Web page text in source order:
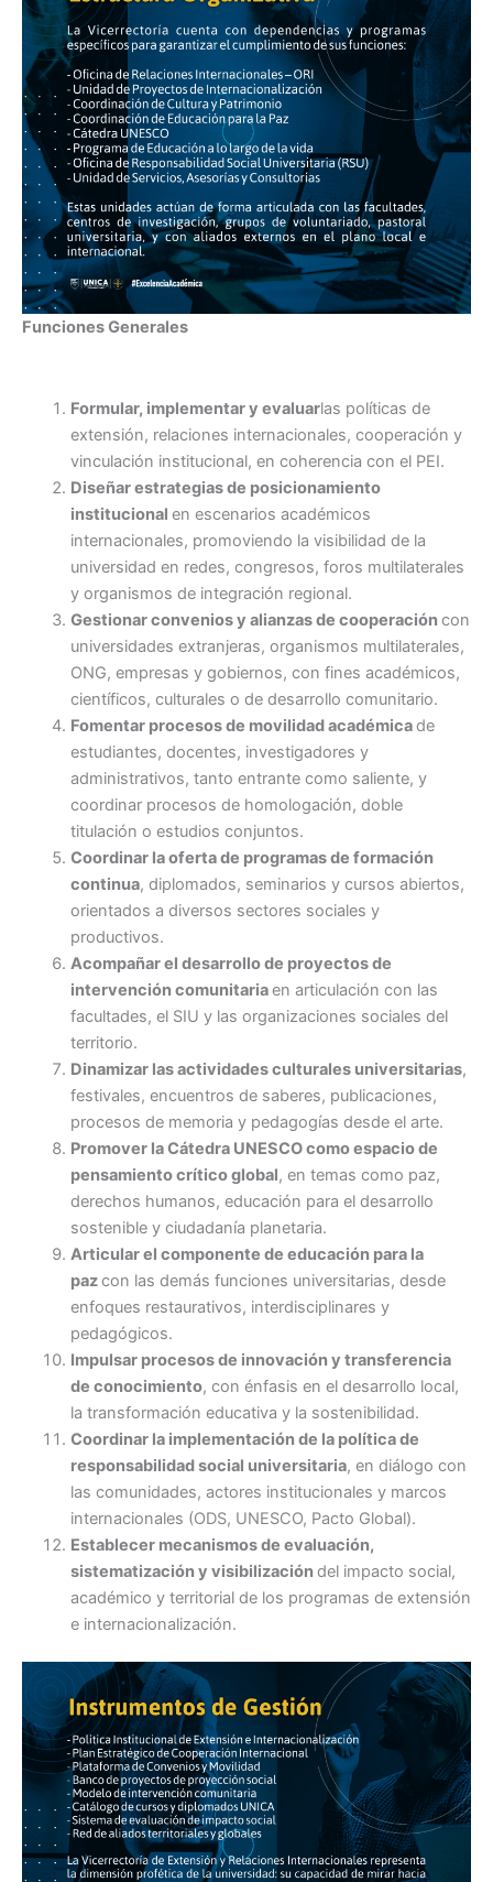
Funciones Generales
Formular, implementar y evaluarlas políticas de
extensión, relaciones internacionales, cooperación y
vinculación institucional, en coherencia con el PEI.
Diseñar estrategias de posicionamiento
institucional en escenarios académicos
internacionales, promoviendo la visibilidad de la
universidad en redes, congresos, foros multilaterales
y organismos de integración regional.
Gestionar convenios y alianzas de cooperacióncon
universidades extranjeras, organismos multilaterales,
ONG, empresas y gobiernos, con fines académicos,
científicos, culturales o de desarrollo comunitario.
Fomentar procesos de movilidad académicade
estudiantes, docentes, investigadores y
administrativos, tanto entrante como saliente, y
coordinar procesos de homologación, doble
titulación o estudios conjuntos.
Coordinar la oferta de programas de formación
continua, diplomados, seminarios y cursos abiertos,
orientados a diversos sectores sociales y
productivos.
Acompañar el desarrollo de proyectos de
intervención comunitariaen articulación con las
facultades, el SIU y las organizaciones sociales del
territorio.
Dinamizar las actividades culturales universitarias,
festivales, encuentros de saberes, publicaciones,
procesos de memoria y pedagogías desde el arte.
Promover la Cátedra UNESCO como espacio de
pensamiento crítico global, en temas como paz,
derechos humanos, educación para el desarrollo
sostenible y ciudadanía planetaria.
Articular el componente de educación para la
pazcon las demás funciones universitarias, desde
enfoques restaurativos, interdisciplinares y
pedagógicos.
Impulsar procesos de innovación y transferencia
de conocimiento, con énfasis en el desarrollo local,
la transformación educativa y la sostenibilidad.
Coordinar la implementación de la política de
responsabilidad social universitaria, en diálogo con
las comunidades, actores institucionales y marcos
internacionales (ODS, UNESCO, Pacto Global).
Establecer mecanismos de evaluación,
sistematización y visibilizacióndel impacto social,
académico y territorial de los programas de extensión
e internacionalización.